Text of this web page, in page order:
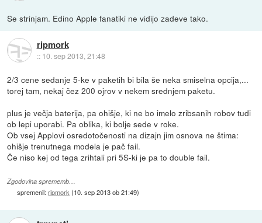
Se strinjam. Edino Apple fanatiki ne vidijo zadeve tako.
ripmork
:: 10. sep 2013, 21:48
2/3 cene sedanje 5-ke v paketih bi bila še neka smiselna opcija,...
torej tam, nekaj čez 200 ojrov v nekem srednjem paketu.
plus je večja baterija, pa ohišje, ki ne bo imelo zribsanih robov tudi
ob lepi uporabi. Pa oblika, ki bolje sede v roke.
Ob vsej Applovi osredotočenosti na dizajn jim osnova ne štima:
ohišje trenutnega modela je pač fail.
Če niso kej od tega zrihtali pri 5S-ki je pa to double fail.
Zgodovina sprememb…
spremenil:ripmork (10. sep 2013 ob 21:49)